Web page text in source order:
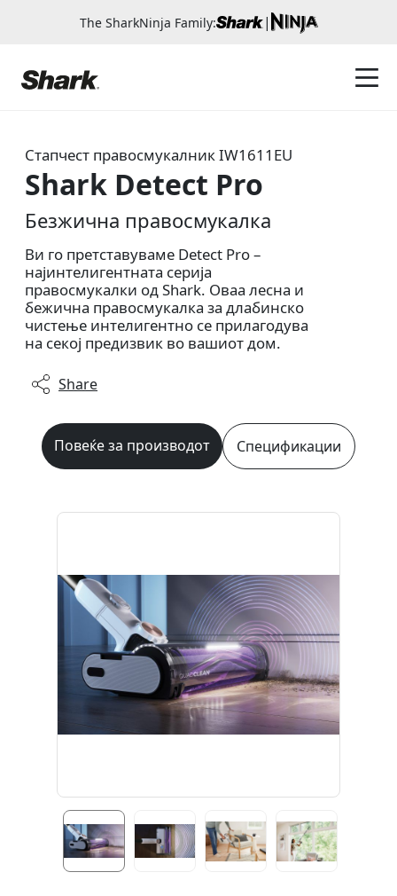
The SharkNinja Family: |
Стапчест правосмукалникIW1611EU
Shark Detect Pro
Безжична правосмукалка
Ви го претставуваме Detect Pro –
најинтелигентната серија
правосмукалки од Shark. Оваа лесна и
бежична правосмукалка за длабинско
чистење интелигентно се прилагодува
на секој предизвик во вашиот дом.
Share
Повеќе за производот Спецификации